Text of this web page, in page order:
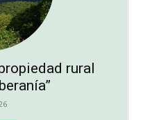
rural